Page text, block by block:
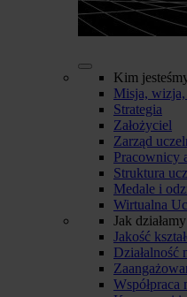
Kim
Misja, wizja,
Strategia
Założyciel
Zarząd
Pracownicy
Struktura
Medale i
Wirtualna
Jak działamy
Jakość
Działalność
Współpraca